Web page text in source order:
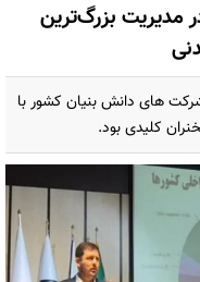
مدیریت بزرگ‌ترین
های دانش بنیان کشور با
کلیدی بود.